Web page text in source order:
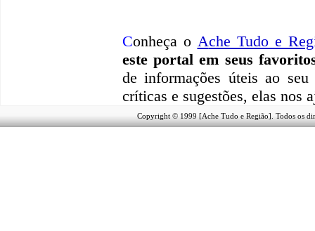
Conheça o Ache Tudo e
este portal em seus
de informações úteis ao seu
críticas e sugestões, elas nos
Copyright © 1999 [Ache Tudo e Região]. Todos os